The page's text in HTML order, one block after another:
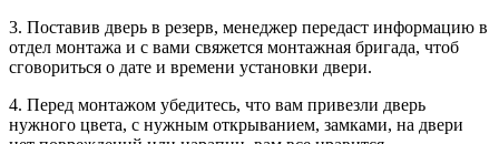
3. Поставив дверь в резерв, менеджер передаст информацию в
отдел монтажа и с вами свяжется монтажная бригада, чтоб
сговориться о дате и времени установки двери.
4. Перед монтажом убедитесь, что вам привезли дверь
нужного цвета, с нужным открыванием, замками, на двери